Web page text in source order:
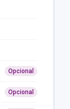
Opcional
Opcional